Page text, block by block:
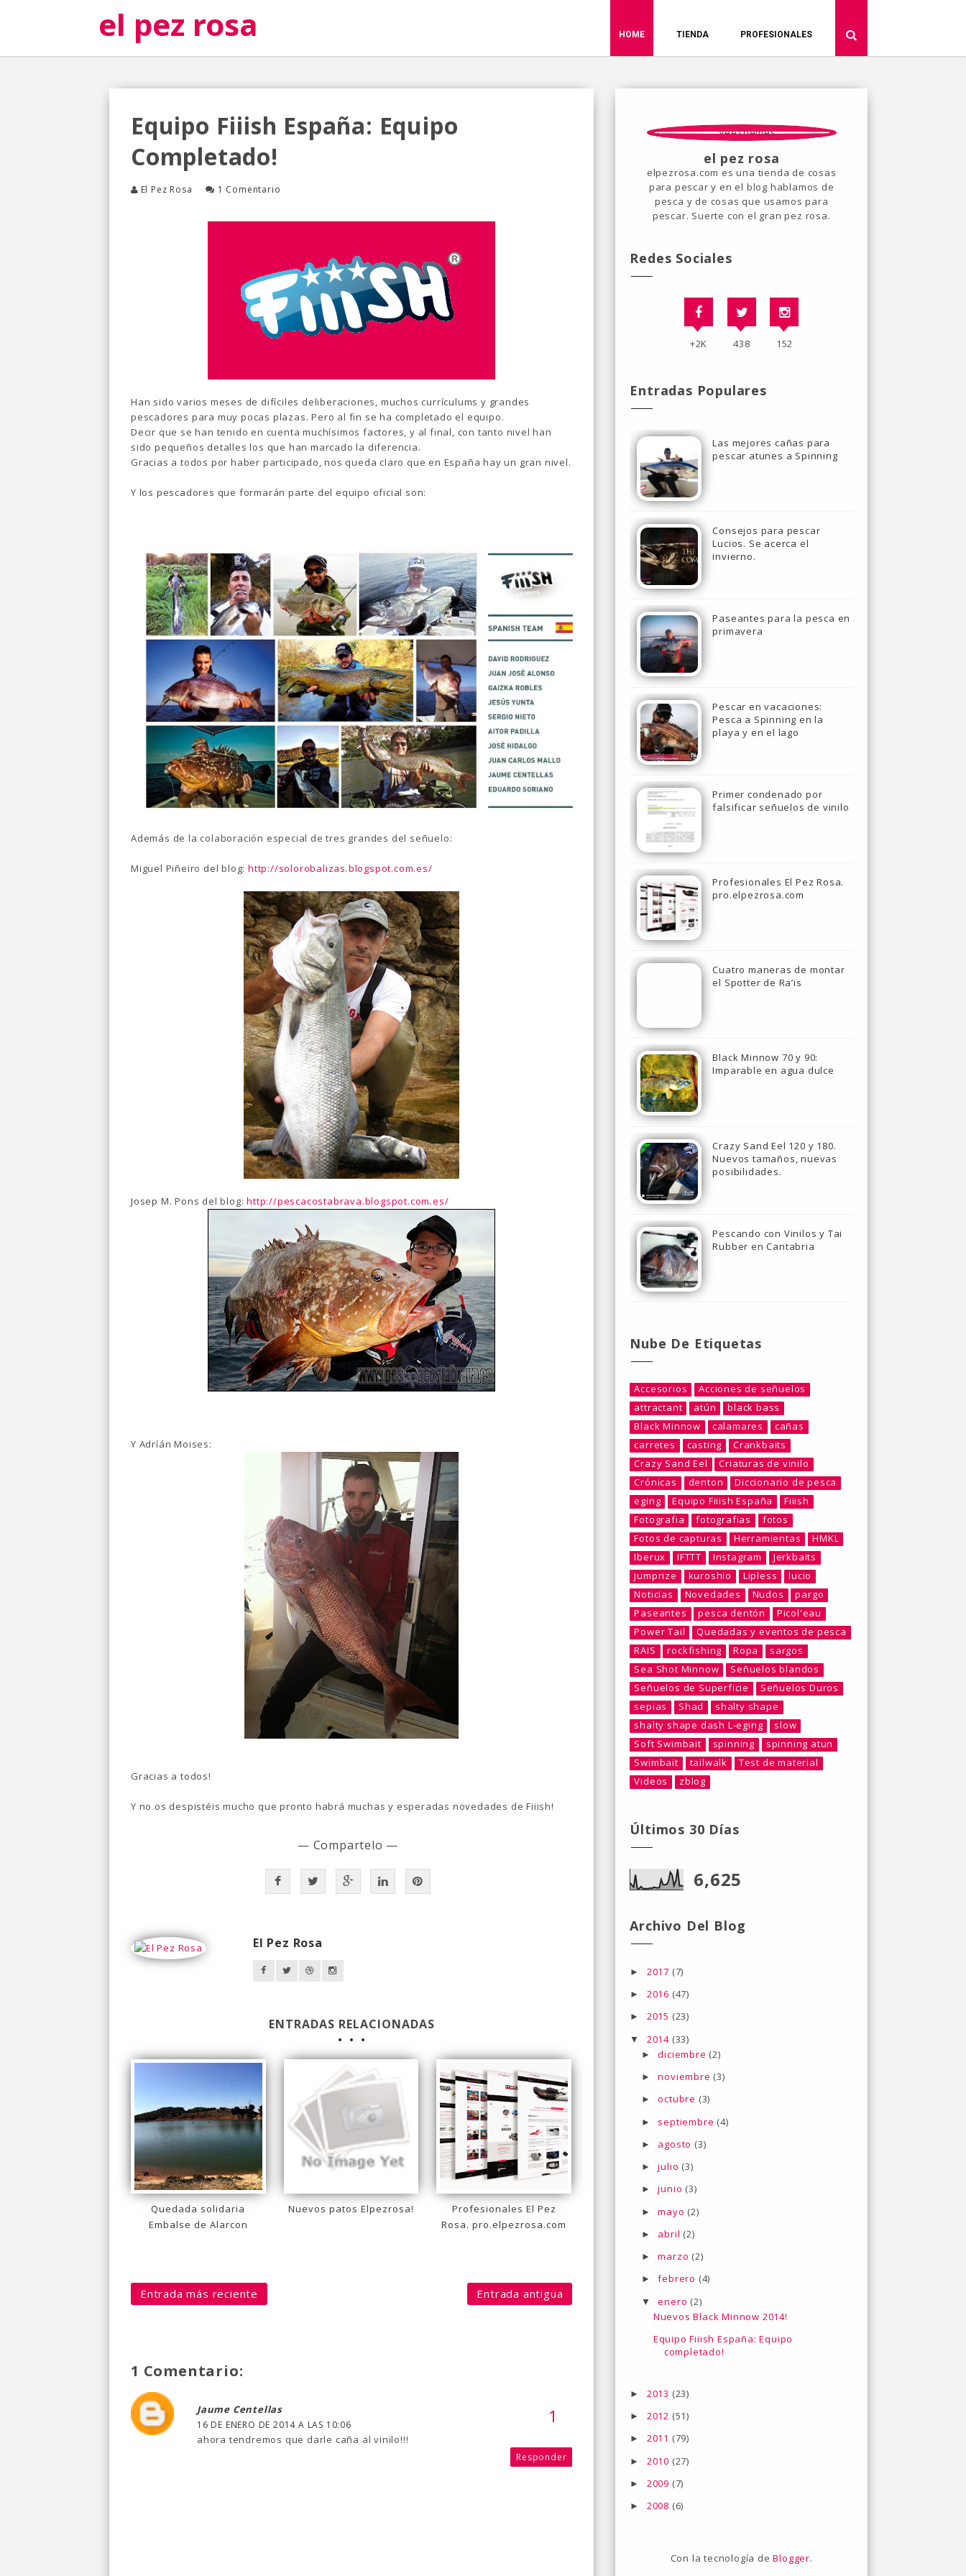
el pez rosa HOME TIENDA PROFESIONALES
Equipo Fiiish España: Equipo
Completado!
El Pez Rosa 1 Comentario
Han sido varios meses de difíciles deliberaciones, muchos currículums y grandes
pescadores para muy pocas plazas. Pero al fin se ha completado el equipo.
Decir que se han tenido en cuenta muchísimos factores, y al final, con tanto nivel han
sido pequeños detalles los que han marcado la diferencia.
Gracias a todos por haber participado, nos queda claro que en España hay un gran nivel.
Y los pescadores que formarán parte del equipo oficial son:
Además de la colaboración especial de tres grandes del señuelo:
Miguel Piñeiro del blog:http://solorobalizas.blogspot.com.es/
Josep M. Pons del blog:http://pescacostabrava.blogspot.com.es/
Y Adríán Moises:
Gracias a todos!
Y no os despistéis mucho que pronto habrá muchas y esperadas novedades de Fiiish!
— Compartelo —
El Pez Rosa
ENTRADAS RELACIONADAS
Quedada solidaria
Embalse de Alarcon
Nuevos patos Elpezrosa!
Profesionales El Pez
Rosa. pro.elpezrosa.com
Entrada más reciente Entrada antigua
1 Comentario:
Jaume Centellas
16 DE ENERO DE 2014 A LAS 10:06
ahora tendremos que darle caña al vinilo!!!
Responder
el pez rosa
elpezrosa.com es una tienda de cosas
para pescar y en el blog hablamos de
pesca y de cosas que usamos para
pescar. Suerte con el gran pez rosa.
Redes Sociales
+2K 438 152
Entradas Populares
Las mejores cañas para
pescar atunes a Spinning
Consejos para pescar
Lucios. Se acerca el
invierno.
Paseantes para la pesca en
primavera
Pescar en vacaciones:
Pesca a Spinning en la
playa y en el lago
Primer condenado por
falsificar señuelos de vinilo
Profesionales El Pez Rosa.
pro.elpezrosa.com
Cuatro maneras de montar
el Spotter de Ra’is
Black Minnow 70 y 90:
Imparable en agua dulce
Crazy Sand Eel 120 y 180.
Nuevos tamaños, nuevas
posibilidades.
Pescando con Vinilos y Tai
Rubber en Cantabria
Nube De Etiquetas
Accesorios
Acciones de señuelos
attractant
atún
black bass
Black Minnow
calamares
cañas
carretes
casting
Crankbaits
Crazy Sand Eel
Criaturas de vinilo
Crónicas
denton
Diccionario de pesca
eging
Equipo Fiiish España
Fiiish
Fotografia
fotografias
fotos
Fotos de capturas
Herramientas
HMKL
Iberux
IFTTT Instagram
Jerkbaits
jumprize
kuroshio Lipless
lucio
Noticias
Novedades Nudos
pargo
Paseantes
pesca dentón
Picol'eau
Power Tail
Quedadas y eventos de pesca
RAIS
rockfishing Ropa
sargos
Sea Shot Minnow
Señuelos blandos
Señuelos de Superficie
Señuelos Duros
sepias
Shad
shalty shape
shalty shape dash L-eging
slow
Soft Swimbait
spinning
spinning atun
Swimbait
tailwalk
Test de material
Videos
zblog
Últimos 30 Días
6,625
Archivo Del Blog
► 2017 (7)
► 2016 (47)
► 2015 (23)
▼ 2014 (33)
►diciembre (2)
►noviembre (3)
►octubre (3)
► septiembre (4)
► agosto (3)
►julio (3)
►junio (3)
►mayo (2)
► abril (2)
►marzo (2)
►febrero (4)
▼enero (2)
Nuevos Black Minnow 2014!
Equipo Fiiish España: Equipo
completado!
► 2013 (23)
► 2012 (51)
► 2011 (79)
► 2010 (27)
► 2009 (7)
► 2008 (6)
Con la tecnología deBlogger.